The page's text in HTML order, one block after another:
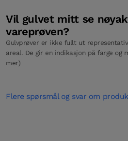
Vil gulvet mitt se
vareprøven?
Gulvprøver er ikke fullt ut
areal. De gir en indikasjon på farge og
mer)
Flere spørsmål og svar om